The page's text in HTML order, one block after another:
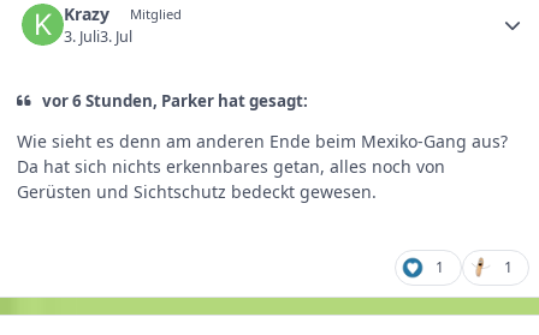
Krazy Mitglied
3. Juli3. Jul
vor 6 Stunden, Parker hat gesagt:
Wie sieht es denn am anderen Ende beim Mexiko-Gang aus?
Da hat sich nichts erkennbares getan, alles noch von
Gerüsten und Sichtschutz bedeckt gewesen.
1 1